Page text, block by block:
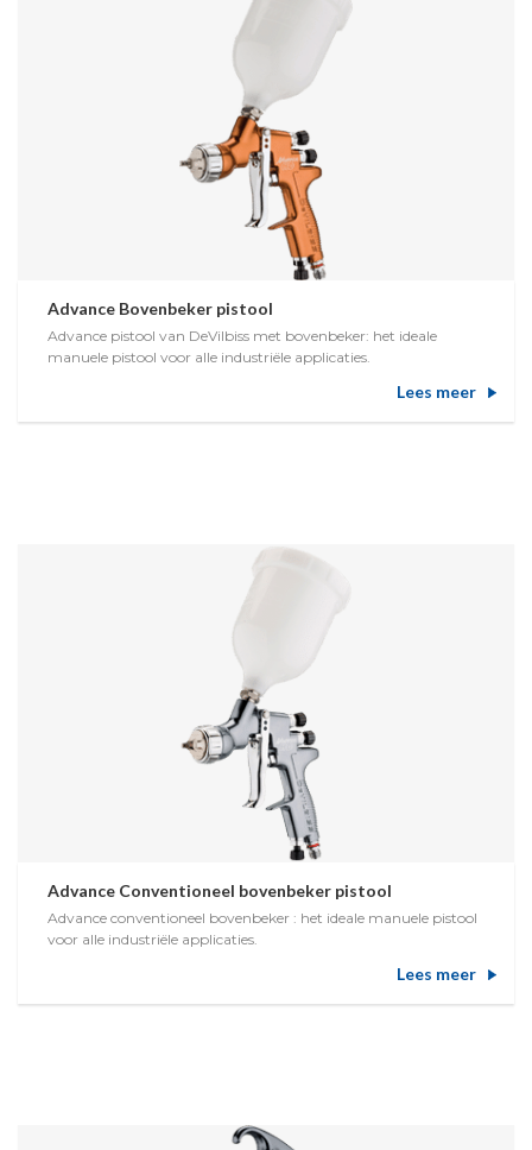
Advance Bovenbeker pistool
Advance pistool van DeVilbiss met bovenbeker: het ideale
manuele pistool voor alle industriële applicaties.
Lees meer
Advance Conventioneel bovenbeker pistool
Advance conventioneel bovenbeker : het ideale manuele pistool
voor alle industriële applicaties.
Lees meer